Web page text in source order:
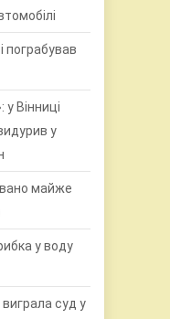
пограбував
Вінниці
у
майже
у воду
суд у